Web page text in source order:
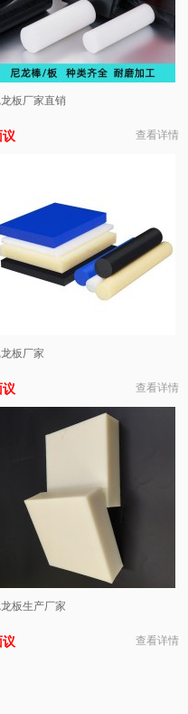
龙板厂家直销
查看详情
板厂家
查看详情
板生产厂家
查看详情